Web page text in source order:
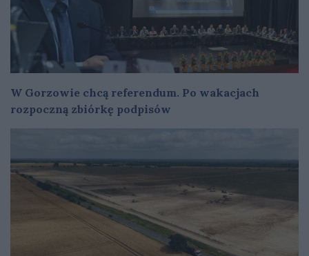
W Gorzowie chcą referendum. Po wakacjach
rozpoczną zbiórkę podpisów